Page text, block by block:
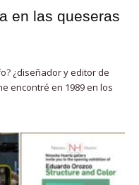
en las queseras
¿diseñador y editor de
encontré en 1989 en los